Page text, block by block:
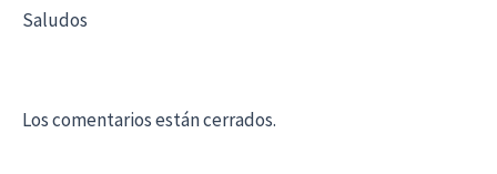
Saludos
Los comentarios están cerrados.